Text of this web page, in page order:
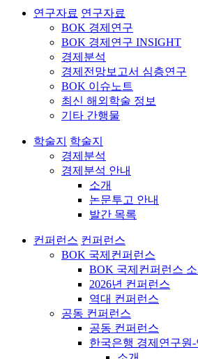
연구자료 연구자료
BOK 경제연구
BOK 경제연구 INSIGHT
경제분석
경제전망보고서 심층연구
BOK 이슈노트
최신 해외학술 정보
기타 간행물
학술지
학술지
경제분석
경제분석 안내
소개
논문투고 안내
발간 목록
컨퍼런스 컨퍼런스
BOK 국제컨퍼런스
BOK 국제컨퍼런스 소
2026년 컨퍼런스
역대 컨퍼런스
공동 컨퍼런스
공동 컨퍼런스
한국은행 경제연구원